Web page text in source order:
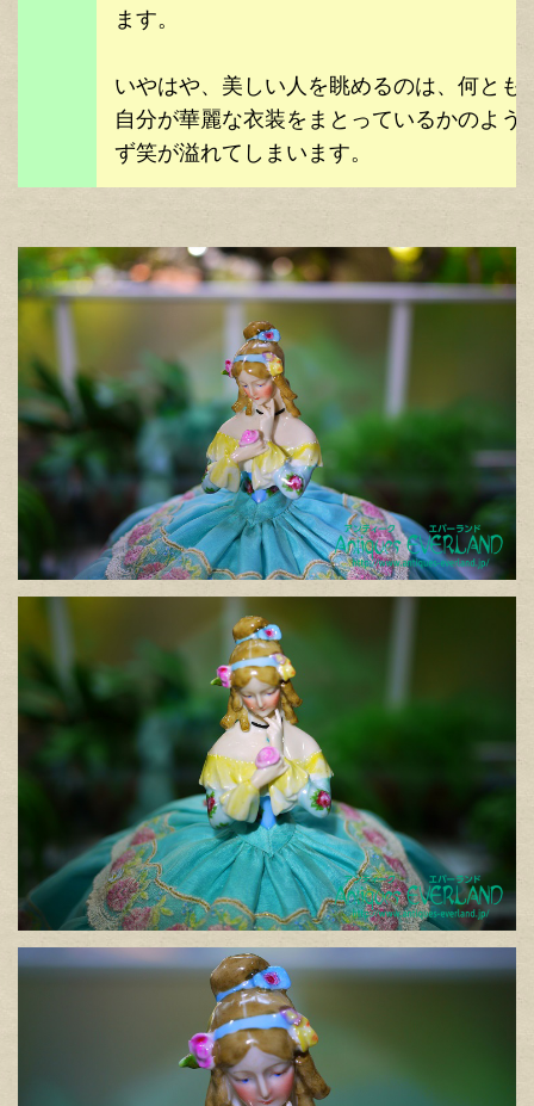
ます。
いやはや、美しい人を眺めるのは、何とも
自分が華麗な衣装をまとっているかのよ
ず笑が溢れてしまいます。